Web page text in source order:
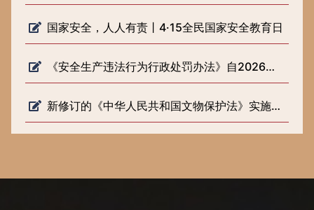
国家安全，人人有责丨4·15全民国家安全教育日
《安全生产违法行为行政处罚办法》自2026年2月1日起施行
新修订的《中华人民共和国文物保护法》实施一周年